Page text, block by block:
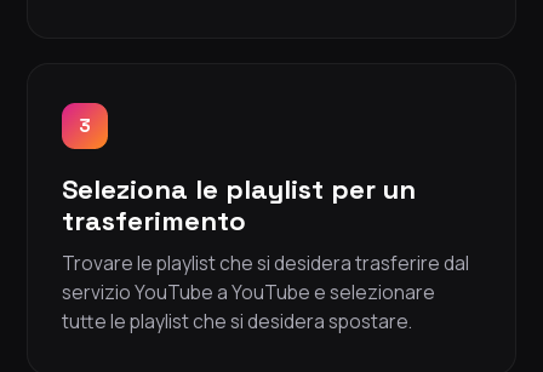
3
Seleziona le playlist per un
trasferimento
Trovare le playlist che si desidera trasferire dal
servizio YouTube a YouTube e selezionare
tutte le playlist che si desidera spostare.